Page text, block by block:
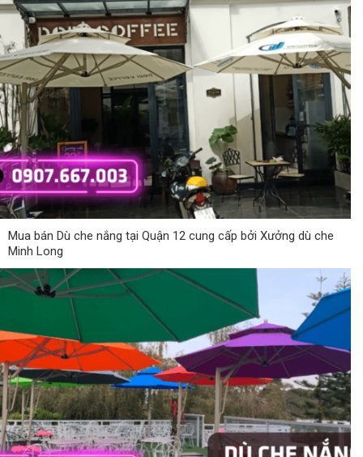
Mua bán Dù che nắng tại Quận 12 cung cấp bởi Xưởng dù che
Minh Long